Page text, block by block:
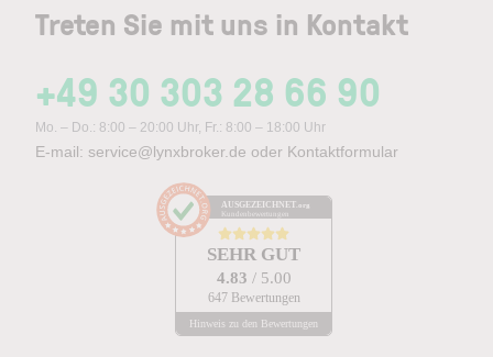
Treten Sie mit uns in Kontakt
+49 30 303 28 66 90
Mo. – Do.: 8:00 – 20:00 Uhr, Fr.: 8:00 – 18:00 Uhr
E-mail: service@lynxbroker.de oder Kontaktformular
AUSGEZEICHNET .org
Kundenbewertungen
SEHR GUT
4.83 / 5.00
647 Bewertungen
Hinweis zu den Bewertungen